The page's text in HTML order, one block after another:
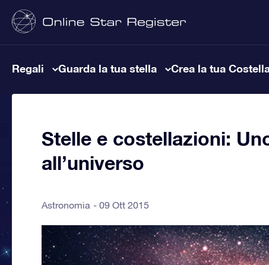
Regali Guarda la tua stella Crea la tua
Stelle e costellazioni:
all’universo
Astronomia 09 Ott 2015